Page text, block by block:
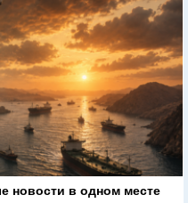
новости в одном месте